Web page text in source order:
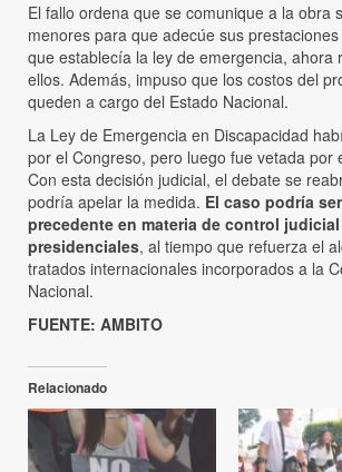
El fallo ordena que se comunique a la obra
menores para que adecúe sus
que establecía la ley de emergencia, ahora
ellos. Además, impuso que los costos del
queden a cargo del Estado Nacional.
La Ley de Emergencia en Discapacidad
por el Congreso, pero luego fue vetada por
Con esta decisión judicial, el debate se
podría apelar la medida. El caso podría
precedente en materia de control
presidenciales, al tiempo que refuerza el
tratados internacionales incorporados a la
Nacional.
FUENTE: AMBITO
Relacionado